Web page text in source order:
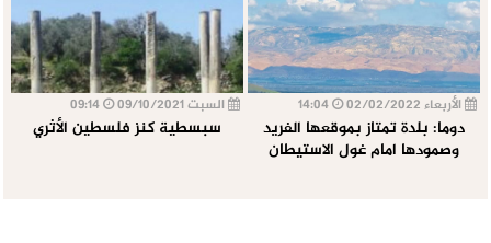
الأربعاء 02/02/2022
دوما: بلدة تمتاز بموقعها الفريد
وصمودها امام غول الاستيطان
السبت 09/10/2021
سبسطية كنز فلسطين الأثري